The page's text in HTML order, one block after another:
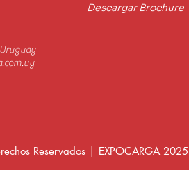
Descargar Brochure
Reservados | EXPOCARGA 2025